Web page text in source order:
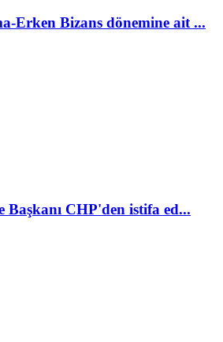
Erken Bizans dönemine ait ...
Başkanı CHP'den istifa ed...